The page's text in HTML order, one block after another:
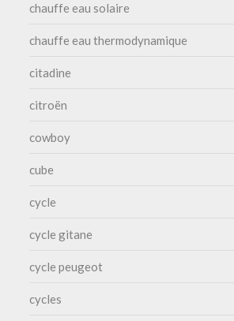
chauffe eau solaire
chauffe eau thermodynamique
citadine
citroën
cowboy
cube
cycle
cycle gitane
cycle peugeot
cycles